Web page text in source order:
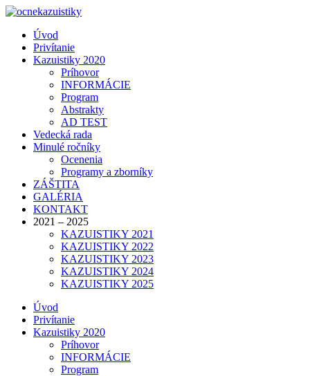
Úvod
Privítanie
Kazuistiky 2020
Príhovor
INFORMÁCIE
Program
Abstrakty
AD TEST
Vedecká rada
Minulé ročníky
Ocenenia
Programy a zborníky
ZÁŠTITA
GALÉRIA
KONTAKT
2021 – 2025
KAZUISTIKY 2021
KAZUISTIKY 2022
KAZUISTIKY 2023
KAZUISTIKY 2024
KAZUISTIKY 2025
Úvod
Privítanie
Kazuistiky 2020
Príhovor
INFORMÁCIE
Program